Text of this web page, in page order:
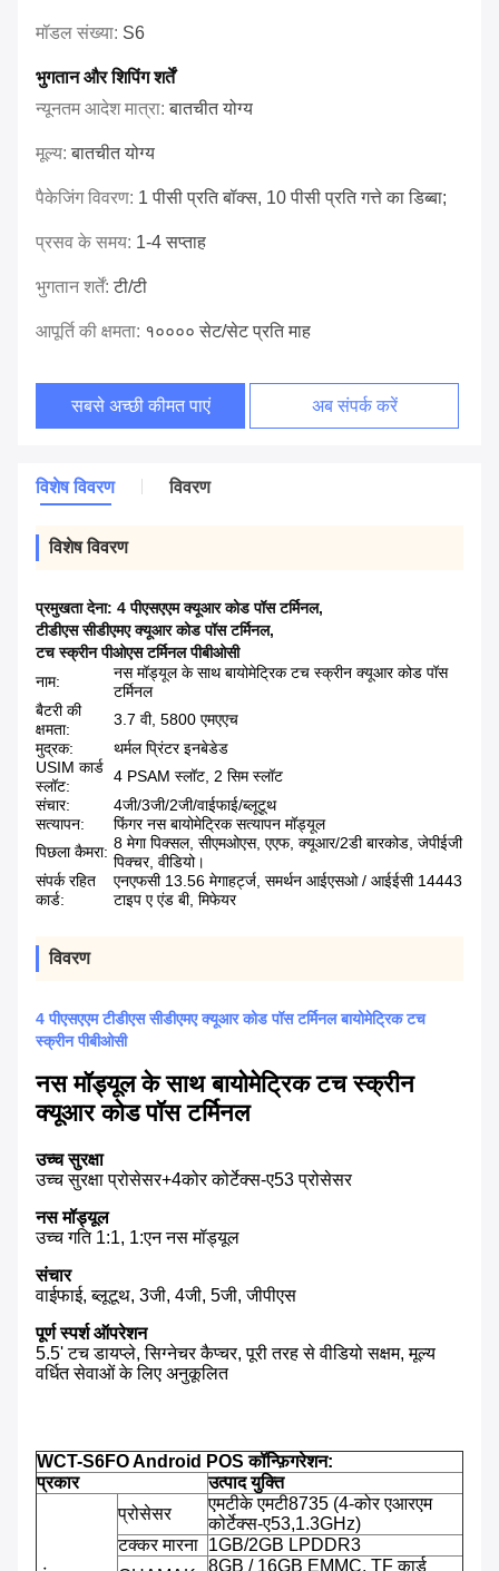
मॉडल संख्या: S6
भुगतान और शिपिंग शर्तें
न्यूनतम आदेश मात्रा:बातचीत योग्य
मूल्य:बातचीत योग्य
पैकेजिंग विवरण: 1 पीसी प्रति बॉक्स, 10 पीसी प्रति गत्ते का डिब्बा;
प्रसव के समय: 1-4 सप्ताह
भुगतान शर्तें:टी/टी
आपूर्ति की क्षमता: १०००० सेट/सेट प्रति माह
सबसे अच्छी कीमत पाएं अब संपर्क करें
विशेष विवरण विवरण
विशेष विवरण
प्रमुखता देना: 4 पीएसएएम क्यूआर कोड पॉस टर्मिनल,
टीडीएस सीडीएमए क्यूआर कोड पॉस टर्मिनल,
टच स्क्रीन पीओएस टर्मिनल पीबीओसी
नाम:
नस मॉड्यूल के साथ बायोमेट्रिक टच स्क्रीन क्यूआर कोड पॉस
टर्मिनल
बैटरी की
क्षमता:
3.7 वी, 5800 एमएएच
मुद्रक:
थर्मल प्रिंटर इनबेडेड
USIM कार्ड
स्लॉट:
4 PSAM स्लॉट, 2 सिम स्लॉट
संचार:
4जी/3जी/2जी/वाईफाई/ब्लूटूथ
सत्यापन:
फिंगर नस बायोमेट्रिक सत्यापन मॉड्यूल
पिछला कैमरा: 8 मेगा पिक्सल, सीएमओएस, एएफ, क्यूआर/2डी बारकोड, जेपीईजी
पिक्चर, वीडियो।
संपर्क रहित
कार्ड:
एनएफसी 13.56 मेगाहर्ट्ज, समर्थन आईएसओ / आईईसी 14443
टाइप ए एंड बी, मिफेयर
विवरण
4 पीएसएएम टीडीएस सीडीएमए क्यूआर कोड पॉस टर्मिनल बायोमेट्रिक टच
स्क्रीन पीबीओसी
नस मॉड्यूल के साथ बायोमेट्रिक टच स्क्रीन
क्यूआर कोड पॉस टर्मिनल
उच्च सुरक्षा
उच्च सुरक्षा प्रोसेसर+4कोर कोर्टेक्स-ए53 प्रोसेसर
नस मॉड्यूल
उच्च गति 1:1, 1:एन नस मॉड्यूल
संचार
वाईफाई, ब्लूटूथ, 3जी, 4जी, 5जी, जीपीएस
पूर्ण स्पर्श ऑपरेशन
5.5' टच डायप्ले, सिग्नेचर कैप्चर, पूरी तरह से वीडियो सक्षम, मूल्य
वर्धित सेवाओं के लिए अनुकूलित
WCT-S6FO Android POS कॉन्फ़िगरेशन:
प्रकार
उत्पाद युक्ति
प्रोसेसर
एमटीके एमटी8735 (4-कोर एआरएम
कोर्टेक्स-ए53,1.3GHz)
टक्कर मारना 1GB/2GB LPDDR3
8GB / 16GB EMMC, TF कार्ड